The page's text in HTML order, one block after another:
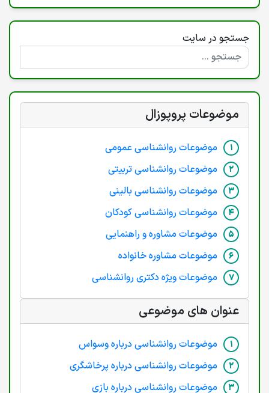
جستجو در سایت
موضوعات پروپوزال
موضوعات روانشناسی عمومی
موضوعات روانشناسی تربیتی
موضوعات روانشناسی بالینی
موضوعات روانشناسی کودکان
موضوعات مشاوره و راهنمایی
موضوعات مشاوره خانواده
موضوعات ویژه دکتری روانشناسی
عنوان های موضوعی
موضوعات روانشناسی درباره وسواس
موضوعات روانشناسی درباره پرخاشگری
موضوعات روانشناسی درباره بازی